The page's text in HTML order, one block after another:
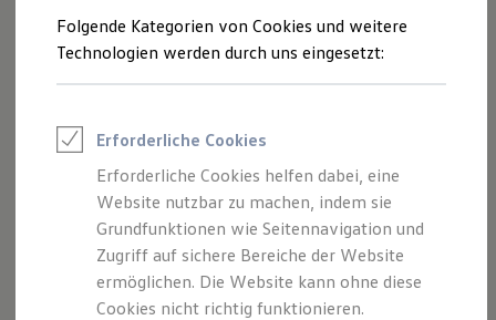
Saisonangebote
Reifenpakete
Leasing
Leasing-Angebote
Elektroauto Leasing
Kleinwagen-Leasing
Leasing ohne Anzahlung
Finanzierung
Autokredit mit Schlussrate
Versicherungen und Garantien
Kfz-Versicherung
Restschuldversicherungen
Garantien
Verbrennungsmotor und Hybrid- sowie Elektroautos. Wir
erklären Ihnen, wie Sie durch die Energieeffizienzklasse
Hinweise auf den Kraftstoffverbrauch Ihres Autos erhalten
Ihres Reifens verraten.
Folgende Kategorien von Cookies und weitere
Technologien werden durch uns eingesetzt:
Erforderliche Cookies
Erforderliche Cookies helfen dabei, eine
Website nutzbar zu machen, indem sie
Grundfunktionen wie Seitennavigation und
Zugriff auf sichere Bereiche der Website
ermöglichen. Die Website kann ohne diese
Cookies nicht richtig funktionieren.